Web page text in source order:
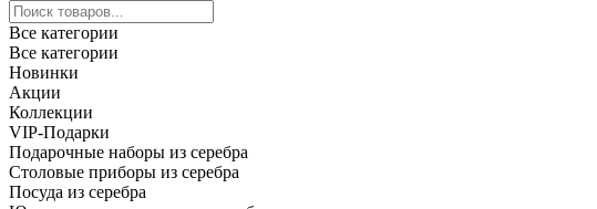
Все категории
Все категории
Новинки
Акции
Коллекции
VIP-Подарки
Подарочные наборы из серебра
Столовые приборы из серебра
Посуда из серебра